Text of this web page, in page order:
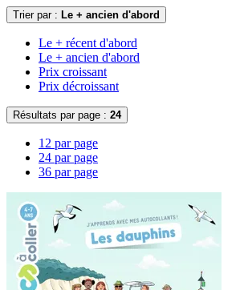
Trier par : Le + ancien d'abord
Le + récent d'abord
Le + ancien d'abord
Prix croissant
Prix décroissant
Résultats par page : 24
12 par page
24 par page
36 par page